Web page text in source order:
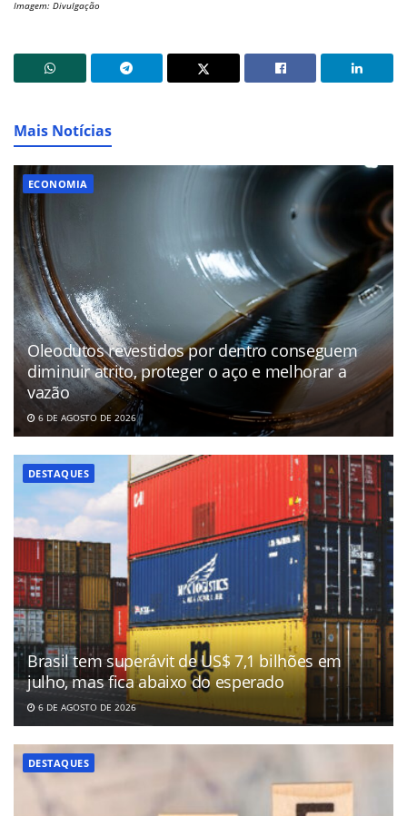
Imagem: Divulgação
Mais Notícias
ECONOMIA
Oleodutos revestidos por dentro conseguem
diminuir atrito, proteger o aço e melhorar a
vazão
6 DE AGOSTO DE 2026
DESTAQUES
Brasil tem superávit de US$ 7,1 bilhões em
julho, mas fica abaixo do esperado
6 DE AGOSTO DE 2026
DESTAQUES